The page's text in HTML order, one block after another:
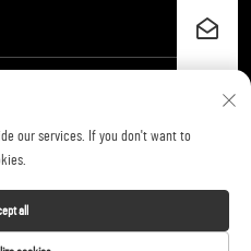
Juneng Electric Power Technology
our services. If you don't want to
all